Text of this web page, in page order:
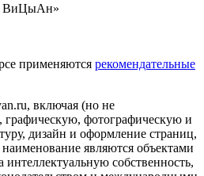
ВиЦыАн»
применяются рекомендательные
включая (но не
графическую, фотографическую и
дизайн и оформление страниц,
являются объектами
интеллектуальную собственность,